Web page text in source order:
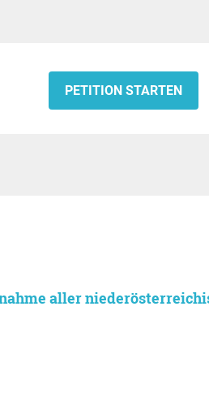
PETITION STARTEN
aller